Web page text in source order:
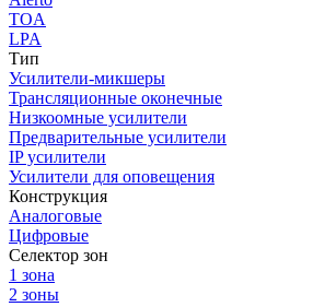
TOA
LPA
Тип
Усилители-микшеры
Трансляционные оконечные
Низкоомные усилители
Предварительные усилители
IP усилители
Усилители для оповещения
Конструкция
Аналоговые
Цифровые
Селектор зон
1 зона
2 зоны